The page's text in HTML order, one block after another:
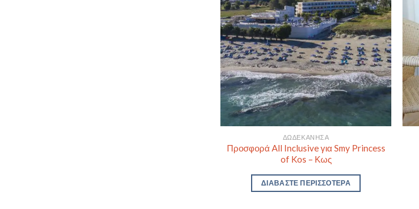
ΔΩΔΕΚΆΝΗΣΑ
Προσφορά All Inclusive για Smy Princess
of Kos – Κως
ΔΙΑΒΆΣΤΕ ΠΕΡΙΣΣΌΤΕΡΑ